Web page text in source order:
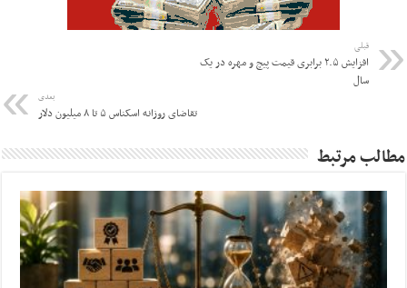
قبلی
افزایش ۲.۵ برابری قیمت پیچ و مهره در یک
سال
بعدی
تقاضای روزانه اسکناس ۵ تا ۸ میلیون دلار
مطالب مرتبط